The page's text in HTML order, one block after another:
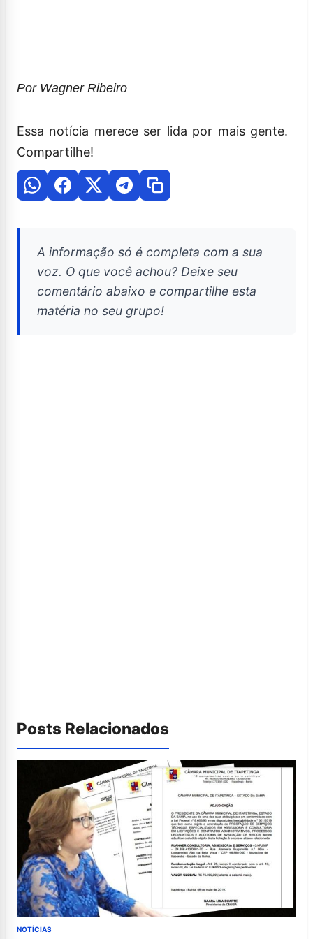
Por Wagner Ribeiro
Essa notícia merece ser lida por mais gente.
Compartilhe!
A informação só é completa com a sua
voz. O que você achou? Deixe seu
comentário abaixo e compartilhe esta
matéria no seu grupo!
Posts Relacionados
NOTÍCIAS